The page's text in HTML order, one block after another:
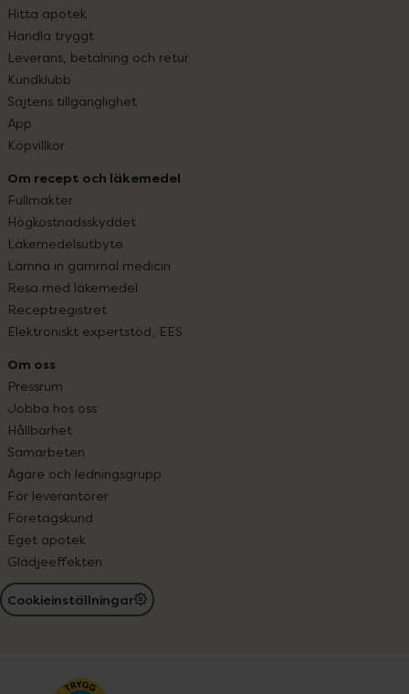
Hitta apotek
Handla tryggt
Leverans, betalning och retur
Kundklubb
Sajtens tillgänglighet
App
Köpvillkor
Om recept och läkemedel
Fullmakter
Högkostnadsskyddet
Läkemedelsutbyte
Lämna in gammal medicin
Resa med läkemedel
Receptregistret
Elektroniskt expertstöd, EES
Om oss
Pressrum
Jobba hos oss
Hållbarhet
Samarbeten
Ägare och ledningsgrupp
För leverantörer
Företagskund
Eget apotek
Glädjeeffekten
Cookieinställningar